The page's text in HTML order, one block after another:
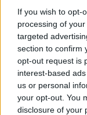
If you wish to opt-
processing of
targeted
section to confirm
opt-out request is
interest-based
us or personal
your opt-out. You
disclosure of your
till SHL. Det
möjligheten.
Ryder beskriver
- Jag är en
Jag gillar att
för att skapa
och mina